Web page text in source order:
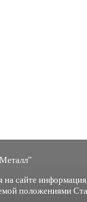
на сайте
положениями